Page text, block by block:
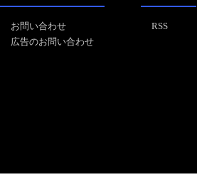
お問い合わせ
広告のお問い合わせ
RSS